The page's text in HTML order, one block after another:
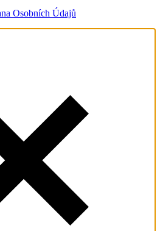
Osobních Údajů